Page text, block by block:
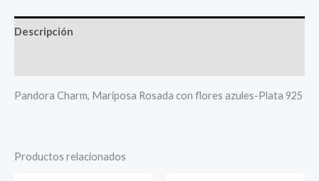
Descripción
Pandora Charm, Mariposa Rosada con flores azules-Plata 925
Productos relacionados